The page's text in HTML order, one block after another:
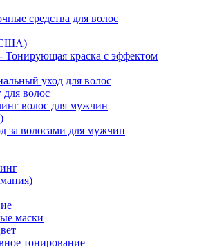
средства для волос
(США)
Тонирующая краска с эффектом
уход для волос
волос
волос для мужчин
за волосами для мужчин
маски
тонирование